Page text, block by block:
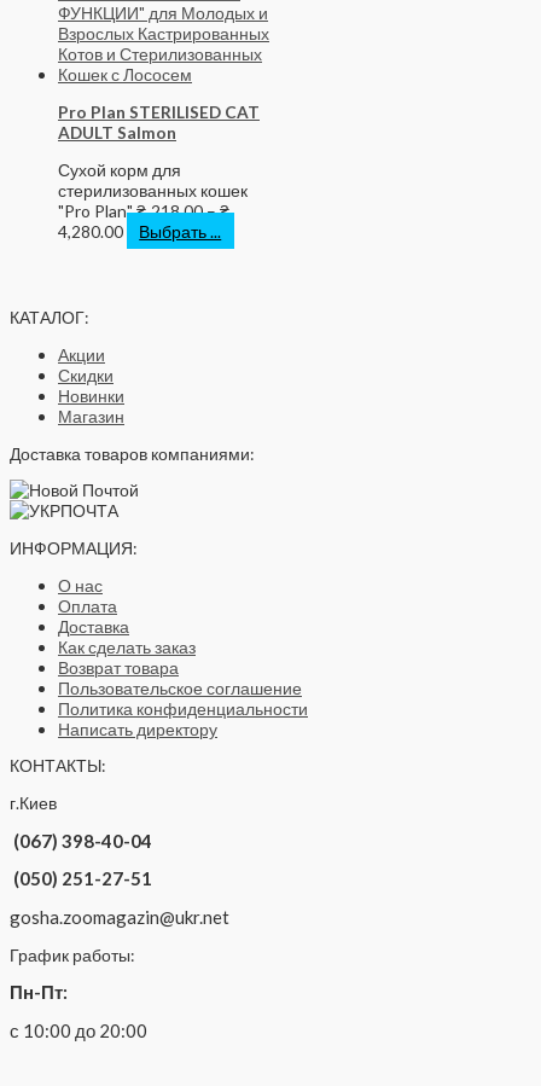
Pro Plan STERILISED CAT
ADULT Salmon
Сухой корм для
стерилизованных кошек
"Pro Plan"₴ 218.00–₴
4,280.00
Выбрать ...
КАТАЛОГ:
Акции
Скидки
Новинки
Магазин
Доставка товаров компаниями:
ИНФОРМАЦИЯ:
О нас
Оплата
Доставка
Как сделать заказ
Возврат товара
Пользовательское соглашение
Политика конфиденциальности
Написать директору
КОНТАКТЫ:
г.Киев
(067) 398-40-04
(050) 251-27-51
gosha.zoomagazin@ukr.net
График работы:
Пн-Пт:
с 10:00 до 20:00